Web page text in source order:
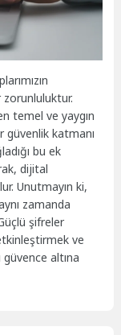
zorunluluktur.
temel ve yaygın
güvenlik katmanı
bu ek
dijital
Unutmayın ki,
zamanda
şifreler
ve
altına